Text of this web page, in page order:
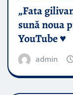
„Fata
sună noua
YouTube ♥️
admin